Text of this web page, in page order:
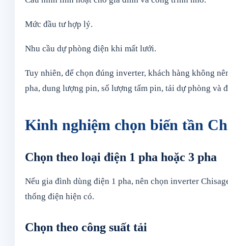
Mức đầu tư hợp lý.
Nhu cầu dự phòng điện khi mất lưới.
Tuy nhiên, để chọn đúng inverter, khách hàng không
pha, dung lượng pin, số lượng tấm pin, tải dự phòng và
Kinh nghiệm chọn biến tần
Chọn theo loại điện 1 pha hoặc 3 pha
Nếu gia đình dùng điện 1 pha, nên chọn inverter
thống điện hiện có.
Chọn theo công suất tải